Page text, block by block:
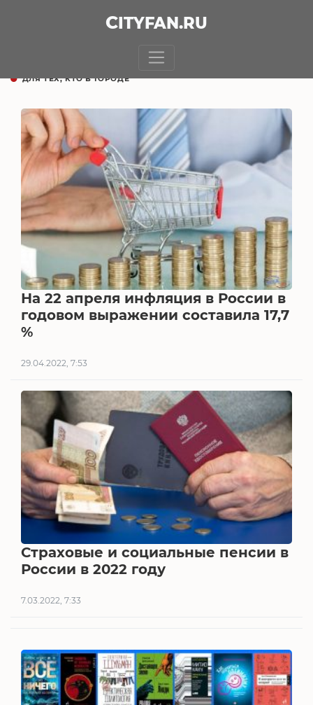
CITYFAN.RU
ДЛЯ ТЕХ, КТО В ГОРОДЕ
На 22 апреля инфляция в России в
годовом выражении составила 17,7
%
29.04.2022, 7:53
Страховые и социальные пенсии в
России в 2022 году
7.03.2022, 7:33